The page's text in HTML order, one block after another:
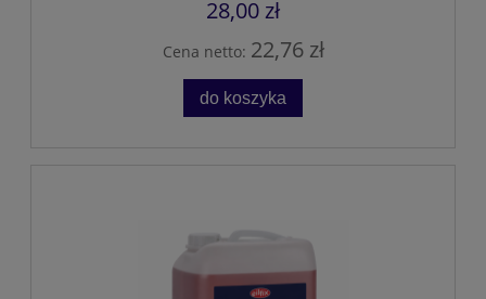
28,00 zł
Cena netto: 22,76 zł
do koszyka